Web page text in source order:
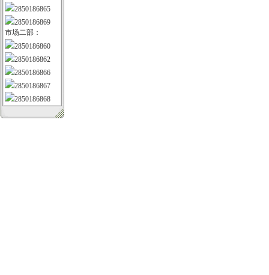
2850186865
2850186869
市场二部：
2850186860
2850186862
2850186866
2850186867
2850186868